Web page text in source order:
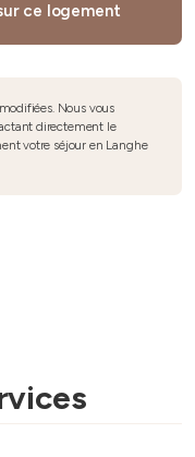
ce logement
Nous vous
directement le
votre séjour en Langhe